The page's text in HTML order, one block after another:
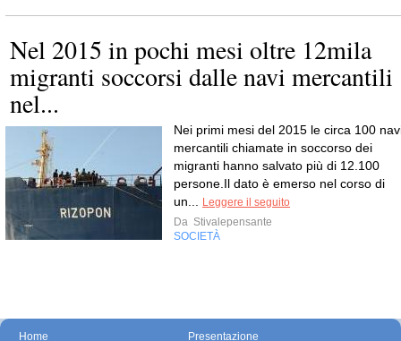
Nel 2015 in pochi mesi oltre 12mila
migranti soccorsi dalle navi mercantili
nel...
Nei primi mesi del 2015 le circa 100
mercantili chiamate in soccorso dei
migranti hanno salvato più di 12.100
persone.Il dato è emerso nel corso di
un...
Leggere il seguito
Da Stivalepensante
SOCIETÀ
Home Presentazione